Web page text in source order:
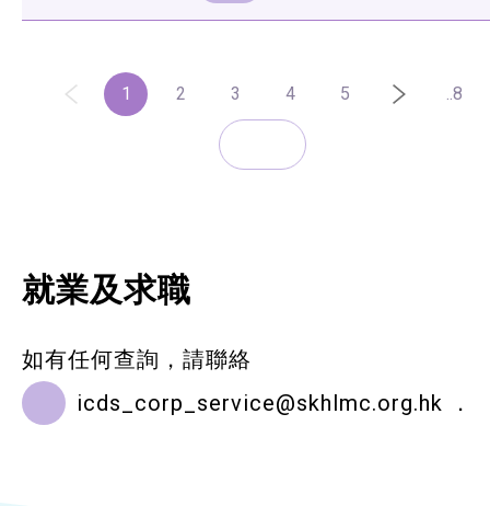
1 2 3 4 5 ..8
就業及求職
如有任何查詢，請聯絡
icds_corp_service@skhlmc.org.hk ．